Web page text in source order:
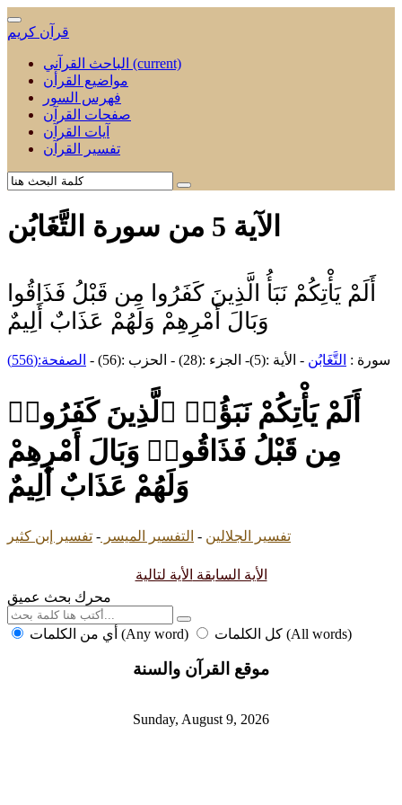
قرآن كريم
(current)
مواضيع القرأن
فهرس السور
صفحات القرآن
آيات القرآن
تفسير القرآن
الآية 5 من سورة التَّغَابُن
أَلَمْ يَأْتِكُمْ نَبَأُ الَّذِينَ كَفَرُوا مِن قَبْلُ فَذَاقُوا
وَبَالَ أَمْرِهِمْ وَلَهُمْ عَذَابٌ أَلِيمٌ
سورة : التَّغَابُن - الأية :(5)- الجزء :(28) - الحزب :(56) - الصفحة:(556)
أَلَمْ يَأْتِكُمْ نَبَؤُا۟ ٱلَّذِينَ كَفَرُوا۟
مِن قَبْلُ فَذَاقُوا۟ وَبَالَ أَمْرِهِمْ
وَلَهُمْ عَذَابٌ أَلِيمٌ
تفسير الجلالين - التفسير الميسر - تفسير إبن كثير
الأية السابقة الأية لتالية
محرك بحث عميق
أي من الكلمات (Any word) كل الكلمات (All words)
موقع القرآن والسنة
Sunday, August 9, 2026